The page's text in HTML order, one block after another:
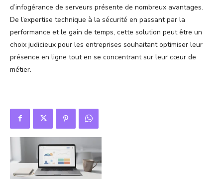
d’infogérance de serveurs présente de nombreux avantages.
De l’expertise technique à la sécurité en passant par la
performance et le gain de temps, cette solution peut être un
choix judicieux pour les entreprises souhaitant optimiser leur
présence en ligne tout en se concentrant sur leur cœur de
métier.